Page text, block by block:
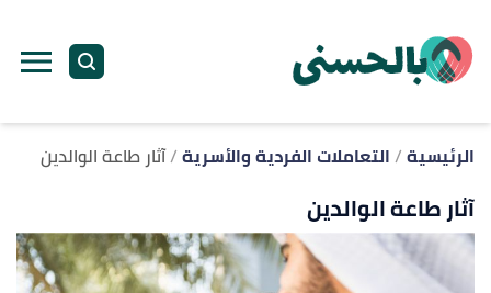
الرئيسية التعاملات الفردية والأسرية آثار طاعة الوالدين
آثار طاعة الوالدين